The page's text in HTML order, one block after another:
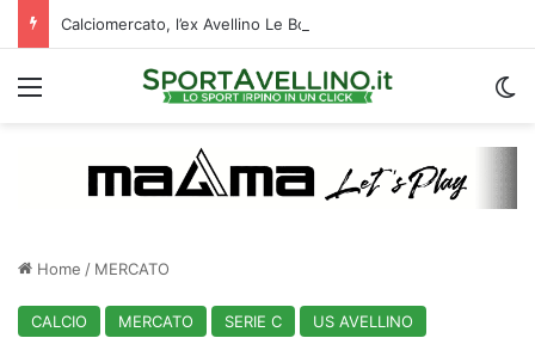
Menu
Home / MERCATO
CALCIO MERCATO SERIE C US AVELLINO